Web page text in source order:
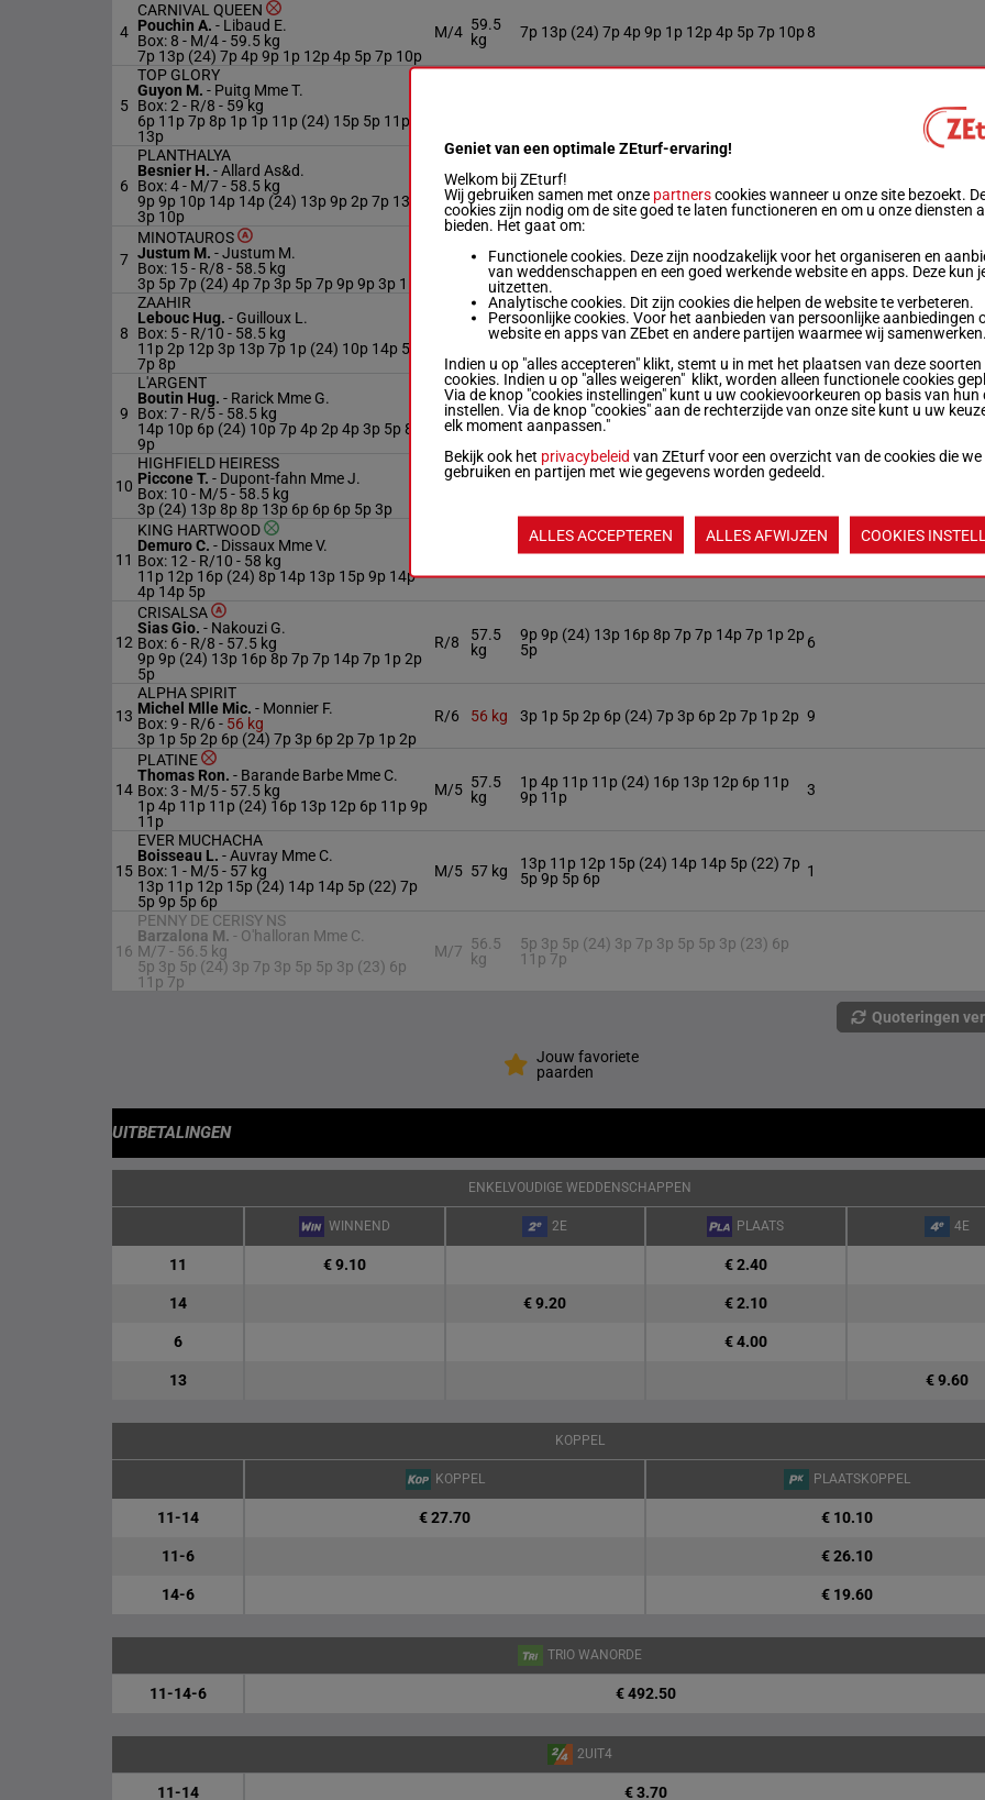
4
CARNIVAL QUEEN
Pouchin A. - Libaud E.
Box: 8 - M/4 - 59.5 kg
7p 13p (24) 7p 4p 9p 1p 12p 4p 5p 7p 10p
M/4 59.5
kg
7p 13p (24) 7p 4p 9p 1p 12p 4p 5p 7p 10p 8
5
TOP GLORY
Guyon M. - Puitg Mme T.
Box: 2 - R/8 - 59 kg
6p 11p 7p 8p 1p 1p 11p (24) 15p 5p 11p 3p
13p
6
PLANTHALYA
Besnier H. -Allard As&d.
Box: 4 - M/7 - 58.5 kg
9p 9p 10p 14p 14p (24) 13p 9p 2p 7p 13p
3p 10p
M/7 58.5
kg
9p 9p 10p 14p 14p (24) 13p 9p 2p 7p 13p
3p 10p
7
MINOTAUROS
Justum M. -Justum M.
Box: 15 - R/8 - 58.5 kg
3p 5p 7p (24) 4p 7p 3p 5p 7p 9p 9p 3p 11p
58.5
3p 5p 7p (24) 4p 7p 3p 5p 7p 9p 9p 3p
11p
15
8
ZAAHIR
Lebouc Hug. - Guilloux L.
Box: 5 - R/10 - 58.5 kg
11p 2p 12p 3p 13p 7p 1p (24) 10p 14p 5p
7p 8p
58.5
11p 2p 12p 3p 13p 7p 1p (24) 10p 14p 5p
7p 8p
5
9
L'ARGENT
Boutin Hug. - Rarick Mme G.
Box: 7 - R/5 - 58.5 kg
14p 10p 6p (24) 10p 7p 4p 2p 4p 3p 5p 8p
9p
R/5
58.5
kg
14p 10p 6p (24) 10p 7p 4p 2p 4p 3p 5p 8p
9p
7
10
HIGHFIELD HEIRESS
Piccone T. - Dupont-fahn Mme J.
Box: 10 - M/5 - 58.5 kg
3p (24) 13p 8p 8p 13p 6p 6p 6p 5p 3p
M/5
58.5
3p (24) 13p 8p 8p 13p 6p 6p 6p 5p 3p
11
KING HARTWOOD
Demuro C. - Dissaux Mme V.
Box: 12 - R/10 - 58 kg
11p 12p 16p (24) 8p 14p 13p 15p 9p 14p
4p 14p 5p
11p 12p 16p (24) 8p 14p 13p 15p 9p 14p 12
12
CRISALSA
Sias Gio. - Nakouzi G.
Box: 6 - R/8 - 57.5 kg
9p 9p (24) 13p 16p 8p 7p 7p 14p 7p 1p 2p
5p
R/8
57.5
kg
9p 9p (24) 13p 16p 8p 7p 7p 14p 7p 1p 2p
5p
6
13
ALPHA SPIRIT
Michel Mlle Mic. - Monnier F.
Box: 9 - R/6 - 56 kg
3p 1p 5p 2p 6p (24) 7p 3p 6p 2p 7p 1p 2p
R/6 56 kg 3p 1p 5p 2p 6p (24) 7p 3p 6p 2p 7p 1p 2p 9
14
PLATINE
Thomas Ron. - Barande Barbe Mme C.
Box: 3 - M/5 - 57.5 kg
1p 4p 11p 11p (24) 16p 13p 12p 6p 11p 9p
11p
M/5 57.5
kg
1p 4p 11p 11p (24) 16p 13p 12p 6p 11p
9p 11p
3
15
EVER MUCHACHA
Boisseau L. -Auvray Mme C.
Box: 1 - M/5 - 57 kg
13p 11p 12p 15p (24) 14p 14p 5p (22) 7p
5p 9p 5p 6p
M/5 57 kg
13p 11p 12p 15p (24) 14p 14p 5p (22) 7p
5p 9p 5p 6p
1
16
PENNY DE CERISY NS
Barzalona M. - O'halloran Mme C.
M/7 - 56.5 kg
5p 3p 5p (24) 3p 7p 3p 5p 5p 3p (23) 6p
11p 7p
M/7 56.5
kg
5p 3p 5p (24) 3p 7p 3p 5p 5p 3p (23) 6p
11p 7p
Quoteringen
Jouw favoriete
paarden
UITBETALINGEN
ENKELVOUDIGE WEDDENSCHAPPEN
WINNEND 2E PLAATS 4E
11 € 9.10 € 2.40
14 € 9.20 € 2.10
6 € 4.00
13 € 9.60
KOPPEL
KOPPEL PLAATSKOPPEL
11-14 € 27.70 € 10.10
11-6 € 26.10
14-6 € 19.60
TRIO WANORDE
11-14-6 € 492.50
2UIT4
11-14 € 3.70
Geniet van een optimale ZEturf-ervaring!
Welkom bij ZEturf!
Wij gebruiken samen met onze partnerscookies wanneer u onze site bezoekt.
cookies zijn nodig om de site goed te laten functioneren en om u onze diensten
bieden. Het gaat om:
Functionele cookies. Deze zijn noodzakelijk voor het organiseren en
van weddenschappen en een goed werkende website en apps. Deze kun
uitzetten.
Analytische cookies. Dit zijn cookies die helpen de website te verbeteren.
Persoonlijke cookies. Voor het aanbieden van persoonlijke aanbiedingen
website en apps van ZEbet en andere partijen waarmee wij samenwerken.
Indien u op "alles accepteren" klikt, stemt u in met het plaatsen van deze soorten
cookies. Indien u op "alles weigeren" klikt, worden alleen functionele cookies
Via de knop "cookies instellingen" kunt u uw cookievoorkeuren op basis van hun
instellen. Via de knop "cookies" aan de rechterzijde van onze site kunt u uw
elk moment aanpassen."
Bekijk ook het privacybeleid van ZEturf voor een overzicht van de cookies die we
gebruiken en partijen met wie gegevens worden gedeeld.
ALLES ACCEPTEREN ALLES AFWIJZEN COOKIES